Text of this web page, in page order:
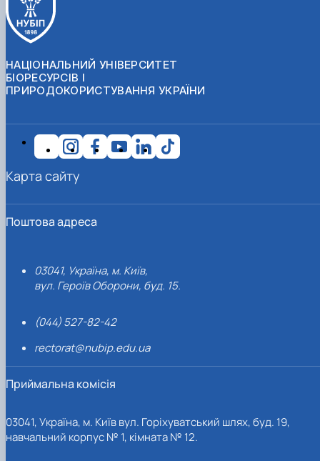
НАЦІОНАЛЬНИЙ УНІВЕРСИТЕТ
БІОРЕСУРСІВ І
ПРИРОДОКОРИСТУВАННЯ УКРАЇНИ
Поштова адреса
03041, Україна, м. Київ,
вул. Героїв Оборони, буд. 15.
(044) 527-82-42
rectorat@nubip.edu.ua
Приймальна комісія
03041, Україна, м. Київ вул. Горіхуватський шлях, буд. 19,
навчальний корпус № 1, кімната № 12.
Карта сайту